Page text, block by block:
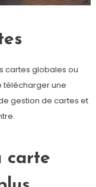
cartes globales ou
télécharger une
gestion de cartes et
carte